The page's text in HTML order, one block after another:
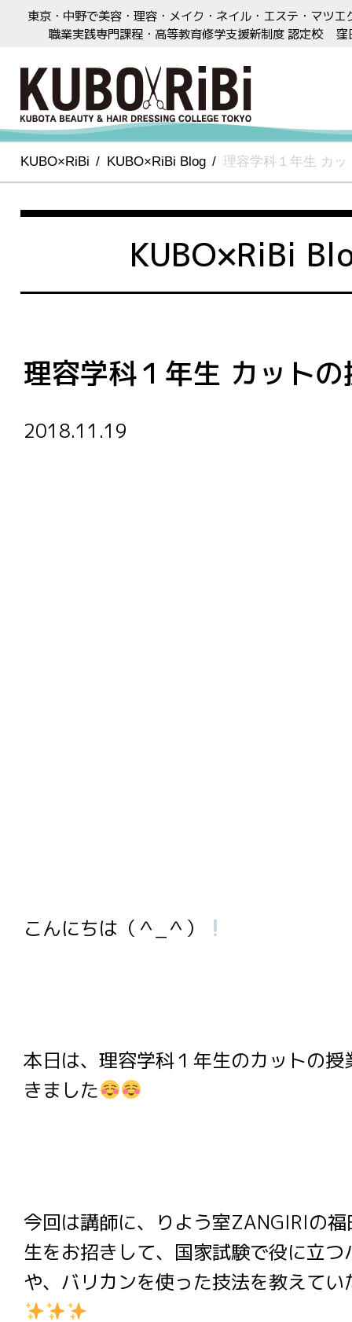
東京・中野で美容・理容・メイク・ネイル・エステ・マツエ
職業実践専門課程・高等教育修学支援新制度 認定校
窪
KUBO×RiBi KUBO×RiBi Blog 理容学科１年生 カッ
KUBO×RiBi
理容学科１年生 カットの
2018.11.19
こんにちは（＾_＾）
本日は、理容学科１年生のカットの授
きました
今回は講師に、りよう室ZANGIRIの
生をお招きして、国家試験で役に立
や、バリカンを使った技法を教えてい